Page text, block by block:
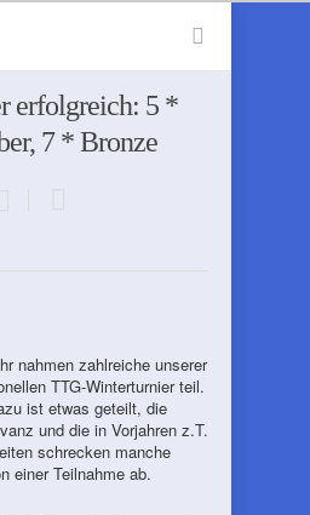
erfolgreich: 5 *
7 * Bronze
nahmen zahlreiche unserer
TTG-Winterturnier teil.
ist etwas geteilt, die
und die in Vorjahren z.T.
schrecken manche
einer Teilnahme ab.